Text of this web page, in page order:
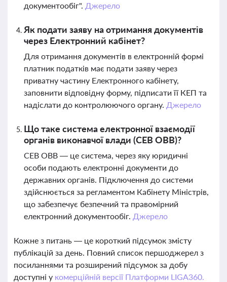
документообіг". Джерело
Як подати заяву на отримання документів
через Електронний кабінет?
Для отримання документів в електронній формі
платник податків має подати заяву через
приватну частину Електронного кабінету,
заповнити відповідну форму, підписати її КЕП та
надіслати до контролюючого органу. Джерело
Що таке система електронної взаємодії
органів виконавчої влади (СЕВ ОВВ)?
СЕВ ОВВ — це система, через яку юридичні
особи подають електронні документи до
державних органів. Підключення до системи
здійснюється за регламентом Кабінету Міністрів,
що забезпечує безпечний та правомірний
електронний документообіг. Джерело
Кожне з питань — це короткий підсумок змісту
публікацій за день. Повний список першоджерел з
посиланнями та розширений підсумок за добу
доступні у комерційній версії Платформи LIGA360.